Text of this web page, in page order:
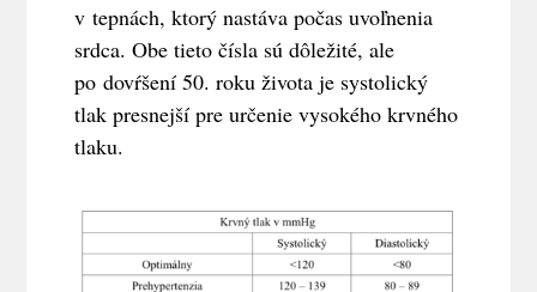
v tepnách, ktorý nastáva počas uvoľnenia
srdca. Obe tieto čísla sú dôležité, ale
po dovŕšení 50. roku života je systolický
tlak presnejší pre určenie vysokého krvného
tlaku.